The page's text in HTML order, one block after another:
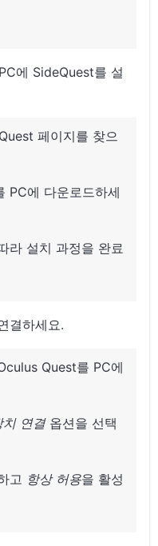
에 SideQuest를 설
페이지를 찾으
PC에 다운로드하세
라 설치 과정을 완료
결하세요.
Quest를 PC에
치 연결옵션을 선택
고 항상 허용을 활성